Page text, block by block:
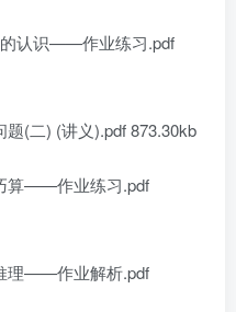
认识——作业练习.pdf
(二) (讲义).pdf 873.30kb
——作业练习.pdf
——作业解析.pdf